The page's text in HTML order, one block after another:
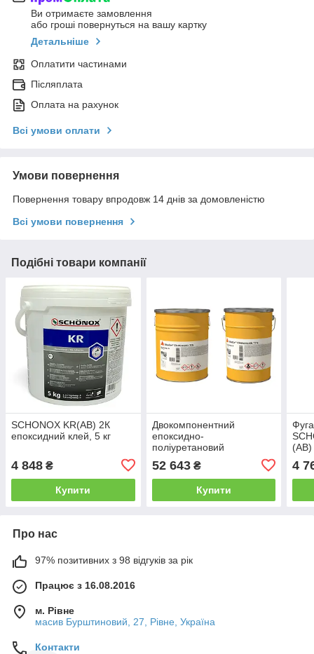
Ви отримаєте замовлення
або гроші повернуться на вашу картку
Детальніше
Оплатити частинами
Післяплата
Оплата на рахунок
Всі умови оплати
Умови повернення
Повернення товару впродовж 14 днів за домовленістю
Всі умови повернення
Подібні товари компанії
SCHONOX KR(AB) 2К
епоксидний клей, 5 кг
4 848 ₴
Купити
Двокомпонентний
епоксидно-
поліуретановий
Elastomastic TFN (A+B)
20кг
52 643₴
Купити
(AB)
4
Про нас
97% позитивних з 98 відгуків за рік
Працює з 16.08.2016
м. Рівне
масив Бурштиновий, 27, Рівне, Україна
Контакти